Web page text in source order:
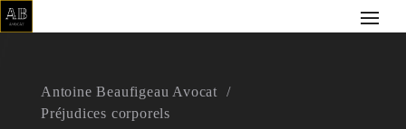
Antoine Beaufigeau Avocat
Préjudices corporels